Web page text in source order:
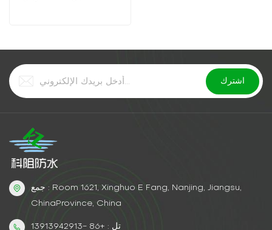
جمع : Room 1621, Xinghuo E Fang, Nanjing, Jiangsu,
ChinaProvince, China
تل : +86 -13913942913